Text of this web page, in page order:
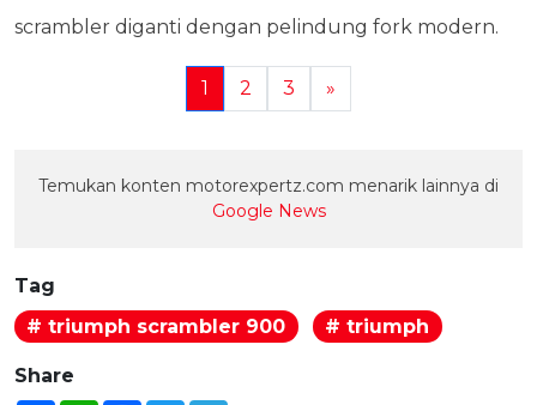
scrambler diganti dengan pelindung fork modern.
1 2 3 »
Temukan konten motorexpertz.com menarik lainnya di
Google News
Tag
# triumph scrambler 900
# triumph
Share